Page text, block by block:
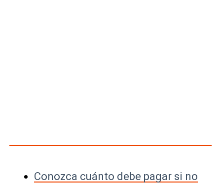
Conozca cuánto debe pagar si no